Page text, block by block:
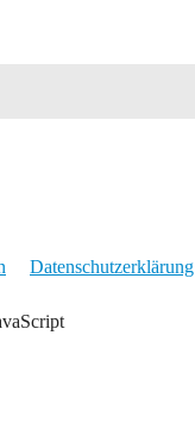
Datenschutzerklärung